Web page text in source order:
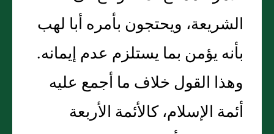
الشريعة، ويحتجون بأمره أبا لهب
بأنه يؤمن بما يستلزم عدم إيمانه‏.‏
وهذا القول خلاف ما أجمع عليه
أئمة الإسلام، كالأئمة الأربعة